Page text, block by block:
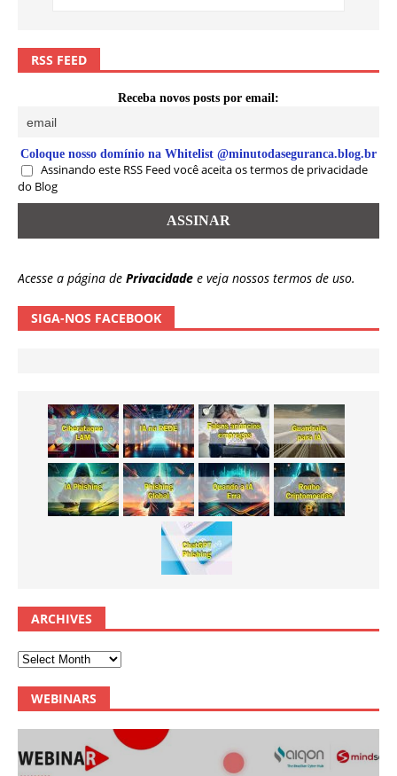
RSS FEED
Receba novos posts por email:
Coloque nosso domínio na Whitelist @minutodaseguranca.blog.br
Assinando este RSS Feed você aceita os termos de privacidade
do Blog
Acesse a página de Privacidade e veja nossos termos de uso.
SIGA-NOS FACEBOOK
ARCHIVES
WEBINARS